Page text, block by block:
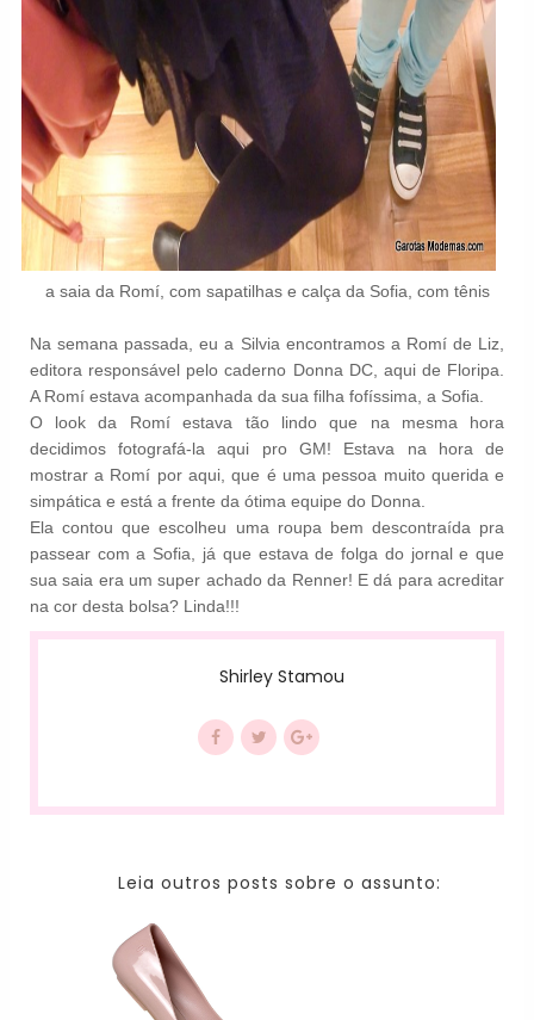
a saia da Romí, com sapatilhas e calça da Sofia, com tênis
Na semana passada, eu a Silvia encontramos a Romí de Liz,
editora responsável pelo caderno Donna DC, aqui de Floripa.
A Romí estava acompanhada da sua filha fofíssima, a Sofia.
O look da Romí estava tão lindo que na mesma hora
decidimos fotografá-la aqui pro GM! Estava na hora de
mostrar a Romí por aqui, que é uma pessoa muito querida e
simpática e está a frente da ótima equipe do Donna.
Ela contou que escolheu uma roupa bem descontraída pra
passear com a Sofia, já que estava de folga do jornal e que
sua saia era um super achado da Renner! E dá para acreditar
na cor desta bolsa? Linda!!!
Shirley Stamou
Leia outros posts sobre o assunto: